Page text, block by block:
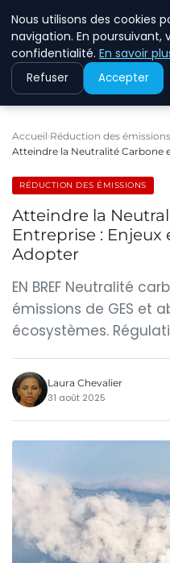
Accueil Réduction des émissions
Atteindre la Neutralité Carbone
RÉDUCTION DES ÉMISSIONS
Atteindre la
Entreprise : Enjeux
Adopter
EN BREF Neutralité
émissions de GES et
écosystèmes.
Laura Chevalier
31 août 2025
Nous utilisons des cookies
navigation. En
confidentialité. En savoir
Refuser Accepter